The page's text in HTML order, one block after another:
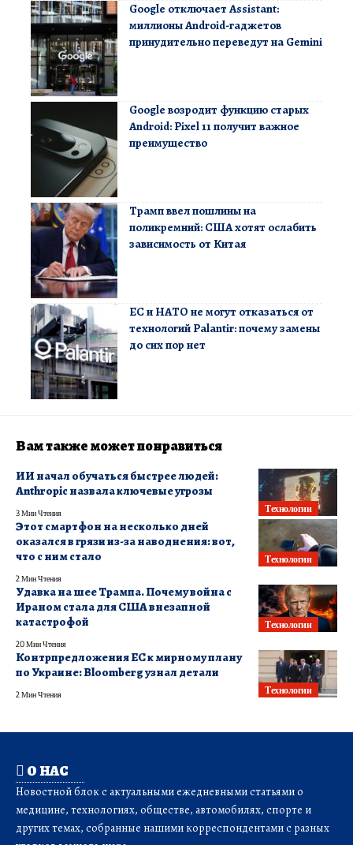
Google отключает Assistant:
миллионы Android-гаджетов
принудительно переведут на Gemini
Google возродит функцию старых
Android: Pixel 11 получит важное
преимущество
Трамп ввел пошлины на
поликремний: США хотят ослабить
зависимость от Китая
ЕС и НАТО не могут отказаться от
технологий Palantir: почему замены
до сих пор нет
Вам также может понравиться
Технологии
ИИ начал обучаться быстрее людей:
Anthropic назвала ключевые угрозы
3 Мин Чтения
Технологии
Этот смартфон на несколько дней
оказался в грязи из-за наводнения: вот,
что с ним стало
2 Мин Чтения
Технологии
Удавка на шее Трампа. Почему война с
Ираном стала для США внезапной
катастрофой
20 Мин Чтения
Технологии
Контрпредложения ЕС к мирному плану
по Украине: Bloomberg узнал детали
2 Мин Чтения
О НАС
Новостной блок с актуальными ежедневными статьями о
медицине, технологиях, обществе, автомобилях, спорте и
других темах, собранные нашими корреспондентами с разных